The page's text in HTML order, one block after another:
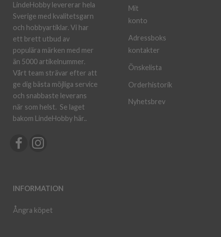
LindeHobby levererar hela
Sverige med kvalitetsgarn
och hobbyartiklar. Vi har
ett brett utbud av
populära märken med mer
än 5000 artikelnummer.
Vårt team strävar efter att
ge dig bästa möjliga service
och snabbaste leverans
när som helst. Se laget
bakom LindeHobby här..
INFORMATION
Ångra köpet
Mit
konto
Adressboks
kontakter
Önskelista
Orderhistorik
Nyhetsbrev